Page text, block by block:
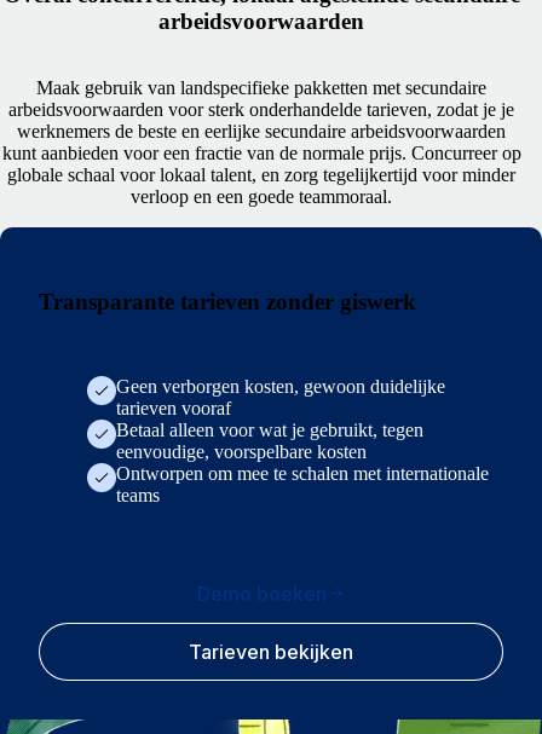
arbeidsvoorwaarden
Maak gebruik van landspecifieke pakketten met secundaire
arbeidsvoorwaarden voor sterk onderhandelde tarieven, zodat je je
werknemers de beste en eerlijke secundaire arbeidsvoorwaarden
kunt aanbieden voor een fractie van de normale prijs. Concurreer op
globale schaal voor lokaal talent, en zorg tegelijkertijd voor minder
verloop en een goede teammoraal.
Transparante tarieven zonder giswerk
Geen verborgen kosten, gewoon duidelijke
tarieven vooraf
Betaal alleen voor wat je gebruikt, tegen
eenvoudige, voorspelbare kosten
Ontworpen om mee te schalen met internationale
teams
Demo boeken
Tarieven bekijken